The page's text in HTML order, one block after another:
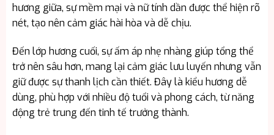
hương giữa, sự mềm mại và nữ tính dần được thể hiện rõ
nét, tạo nên cảm giác hài hòa và dễ chịu.
Đến lớp hương cuối, sự ấm áp nhẹ nhàng giúp tổng thể
trở nên sâu hơn, mang lại cảm giác lưu luyến nhưng vẫn
giữ được sự thanh lịch cần thiết. Đây là kiểu hương dễ
dùng, phù hợp với nhiều độ tuổi và phong cách, từ năng
động trẻ trung đến tinh tế trưởng thành.